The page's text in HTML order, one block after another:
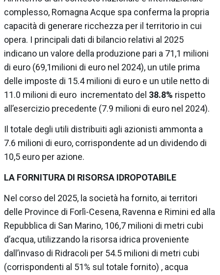
complesso, Romagna Acque spa conferma la propria
capacità di generare ricchezza per il territorio in cui
opera. I principali dati di bilancio relativi al 2025
indicano un valore della produzione pari a 71,1 milioni
di euro (69,1milioni di euro nel 2024), un utile prima
delle imposte di 15.4 milioni di euro e un utile netto di
11.0 milioni di euro incrementato del 38.8% rispetto
all’esercizio precedente (7.9 milioni di euro nel 2024).
Il totale degli utili distribuiti agli azionisti ammonta a
7.6 milioni di euro, corrispondente ad un dividendo di
10,5 euro per azione.
LA FORNITURA DI RISORSA IDROPOTABILE
Nel corso del 2025, la società ha fornito, ai territori
delle Province di Forlì-Cesena, Ravenna e Rimini ed alla
Repubblica di San Marino, 106,7 milioni di metri cubi
d’acqua, utilizzando la risorsa idrica proveniente
dall’invaso di Ridracoli per 54.5 milioni di metri cubi
(corrispondenti al 51% sul totale fornito) , acqua